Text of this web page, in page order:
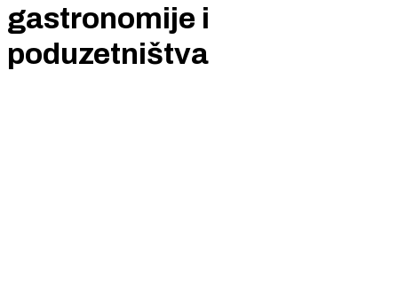
gastronomije i
poduzetništva